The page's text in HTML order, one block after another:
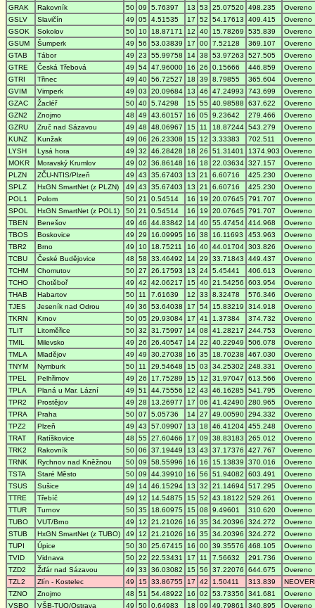
GRAK
Rakovník 50 09 5.76397 13 53 25.07520 498.235
Overeno
GSLV
Slavičín 49 05 4.51535 17 52 54.17613 409.415
Overeno
GSOK
Sokolov 50 10 18.87171 12 40 15.78269 535.839
Overeno
GSUM
Šumperk 49 56 53.03839 17 00 7.52128 369.107
Overeno
GTAB
Tábor 49 23 55.99758 14 38 53.97263 527.505
Overeno
GTRE
Česká Třebová 49 54 47.96000 16 26 0.15666 446.859
Overeno
GTRI
Třinec 49 40 56.72527 18 39 8.79855 365.604
Overeno
GVIM
Vimperk 49 03 20.09684 13 46 47.24993 743.699
Overeno
GZAC
Žacléř 50 40 5.74298 15 55 40.98588 637.622
Overeno
GZN2
Znojmo 48 49 43.60157 16 05 9.23642 279.466
Overeno
GZRU
Zruč nad Sázavou 49 48 48.06967 15 11 18.87244 543.279
Overeno
KUNZ
Kunžak 49 06 26.23308 15 12 3.33383 702.511
Overeno
LYSH
Lysá hora 49 32 46.28428 18 26 51.31401 1374.903
Overeno
MOKR
Moravský Krumlov 49 02 36.86148 16 18 22.03634 327.157
Overeno
PLZN
ZČU-NTIS/Plzeň 49 43 35.67403 13 21 6.60716 425.230
Overeno
SPLZ
HxGN SmartNet (z PLZN) 49 43 35.67403 13 21 6.60716 425.230
Overeno
POL1
Polom 50 21 0.54514 16 19 20.07645 791.707
Overeno
SPOL
HxGN SmartNet (z POL1) 50 21 0.54514 16 19 20.07645 791.707
Overeno
TBEN
Benešov 49 46 44.83842 14 40 55.47454 414.968
Overeno
TBOS
Boskovice 49 29 16.09995 16 38 16.11693 453.963
Overeno
TBR2
Brno 49 10 18.75211 16 40 44.01704 303.826
Overeno
TCBU
České Budějovice 48 58 33.46492 14 29 33.71843 449.437
Overeno
TCHM
Chomutov 50 27 26.17593 13 24 5.45441 406.613
Overeno
TCHO
Chotěboř 49 42 42.06217 15 40 21.54256 603.954
Overeno
THAB
Habartov 50 11 7.61639 12 33 8.32478 576.346
Overeno
TJES
Jeseník nad Odrou 49 36 53.64038 17 54 15.83219 314.918
Overeno
TKRN
Krnov 50 05 29.93084 17 41 1.37384 374.732
Overeno
TLIT
Litoměřice 50 32 31.75997 14 08 41.28217 244.753
Overeno
TMIL
Milevsko 49 26 26.40547 14 22 40.22949 506.078
Overeno
TMLA
Mladějov 49 49 30.27038 16 35 18.70238 467.030
Overeno
TNYM
Nymburk 50 11 29.54648 15 03 34.25302 248.331
Overeno
TPEL
Pelhřimov 49 26 17.75289 15 12 31.97047 613.566
Overeno
TPLA
Planá u Mar. Lázní 49 51 44.75556 12 43 46.16285 541.795
Overeno
TPR2
Prostějov 49 28 13.26977 17 06 41.42490 280.965
Overeno
TPRA
Praha 50 07 5.05736 14 27 49.00590 294.332
Overeno
TPZ2
Plzeň 49 43 57.09907 13 18 46.41204 455.248
Overeno
TRAT
Ratíškovice 48 55 27.60466 17 09 38.83183 265.012
Overeno
TRK2
Rakovník 50 06 37.19449 13 43 37.17376 427.767
Overeno
TRNK
Rychnov nad Kněžnou 50 09 58.55996 16 16 15.13839 370.016
Overeno
TSTA
Staré Město 50 09 44.39910 16 56 51.94082 603.491
Overeno
TSUS
Sušice 49 14 46.15294 13 32 21.14694 517.295
Overeno
TTRE
Třebíč 49 12 14.54875 15 52 43.18122 529.261
Overeno
TTUR
Turnov 50 35 18.60975 15 08 9.49601 310.620
Overeno
TUBO
VUT/Brno 49 12 21.21026 16 35 34.20396 324.272
Overeno
STUB
HxGN SmartNet (z TUBO) 49 12 21.21026 16 35 34.20396 324.272
Overeno
TUPI
Úpice 50 30 25.67415 16 00 39.35576 468.105
Overeno
TVID
Vidnava 50 22 22.53431 17 11 7.56632 291.736
Overeno
TZD2
Žďár nad Sázavou 49 33 36.03082 15 56 37.22076 644.675
Overeno
TZL2
Zlín - Kostelec 49 15 33.86755 17 42 1.50411 313.839
TZNO
Znojmo 48 51 54.48922 16 02 53.73356 341.681
Overeno
VSBO
VŠB-TUO/Ostrava 49 50 0.64983 18 09 49.79861 340.895 Overeno